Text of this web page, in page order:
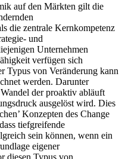
auf den Märkten gilt die
die zentrale Kernkompetenz
und
Unternehmen
verfügen sich
Typus von Veränderung kann
werden. Darunter
der proaktiv abläuft
ausgelöst wird. Dies
Konzepten des Change
tiefgreifende
sein können, wenn ein
eigener
diesen Typus von